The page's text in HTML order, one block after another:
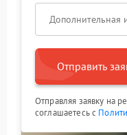
Отправить
Отправляя заявку на
соглашаетесь с